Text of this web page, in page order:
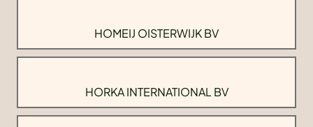
HOMEIJ OISTERWIJK BV
HORKA INTERNATIONAL BV